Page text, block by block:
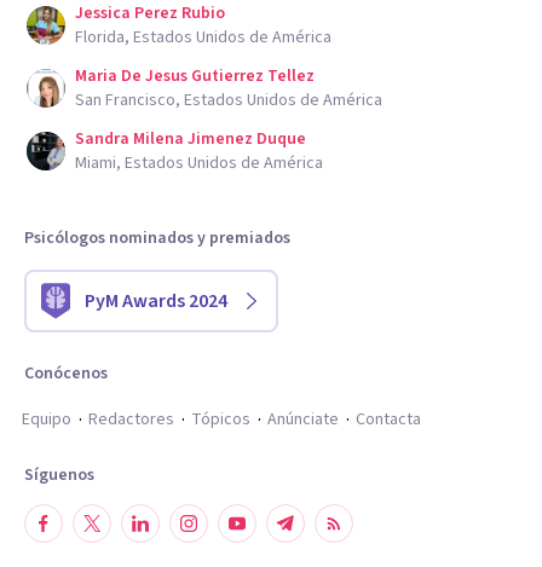
Jessica Perez Rubio
Florida, Estados Unidos de América
Maria De Jesus Gutierrez Tellez
San Francisco, Estados Unidos de América
Sandra Milena Jimenez Duque
Miami, Estados Unidos de América
Psicólogos nominados y premiados
PyM Awards 2024
Conócenos
Equipo
Redactores Tópicos Anúnciate Contacta
Síguenos